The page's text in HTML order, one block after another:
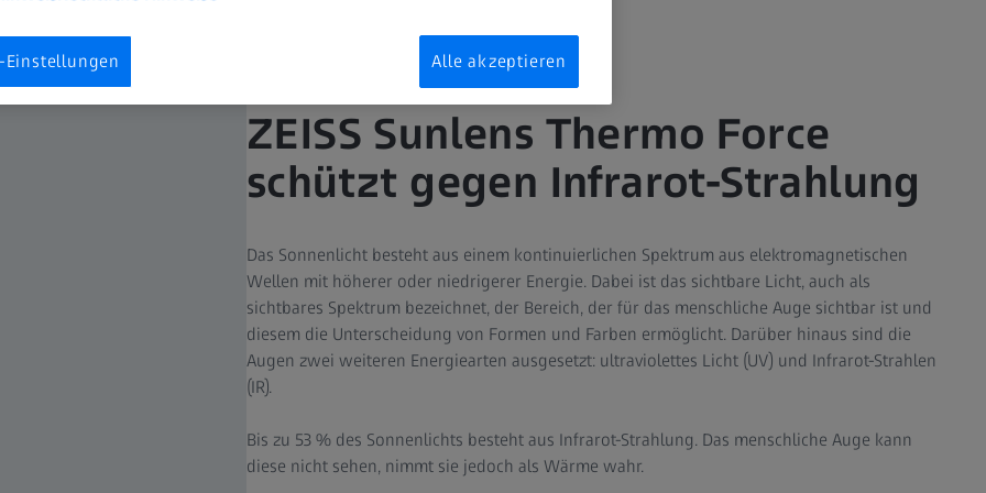
ZEISS Sunlens Thermo Force
schützt gegen Infrarot-Strahlung
Das Sonnenlicht besteht aus einem kontinuierlichen Spektrum aus elektromagnetischen
Wellen mit höherer oder niedrigerer Energie. Dabei ist das sichtbare Licht, auch als
sichtbares Spektrum bezeichnet, der Bereich, der für das menschliche Auge sichtbar ist und
diesem die Unterscheidung von Formen und Farben ermöglicht. Darüber hinaus sind die
Augen zwei weiteren Energiearten ausgesetzt: ultraviolettes Licht (UV) und Infrarot-Strahlen
(IR).
Bis zu 53 % des Sonnenlichts besteht aus Infrarot-Strahlung. Das menschliche Auge kann
diese nicht sehen, nimmt sie jedoch als Wärme wahr.
Einstellungen Alle akzeptieren